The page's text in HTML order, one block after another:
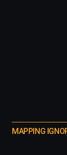
MAPPING